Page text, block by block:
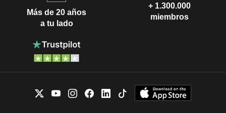
Más de 20 años
a tu lado
+ 1.300.000
miembros